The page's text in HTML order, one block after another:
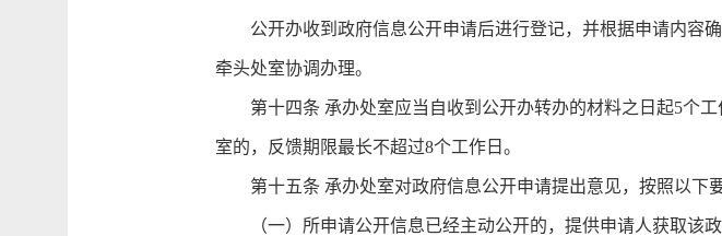
公开办收到政府信息公开申请后进行登记，并根据申请内容
牵头处室协调办理。
第十四条 承办处室应当自收到公开办转办的材料之日起5个工
室的，反馈期限最长不超过8个工作日。
第十五条 承办处室对政府信息公开申请提出意见，按照以下要
（一）所申请公开信息已经主动公开的，提供申请人获取该政